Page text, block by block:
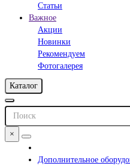
Статьи
Важное
Акции
Новинки
Рекомендуем
Фотогалерея
Каталог
×
Дополнительное